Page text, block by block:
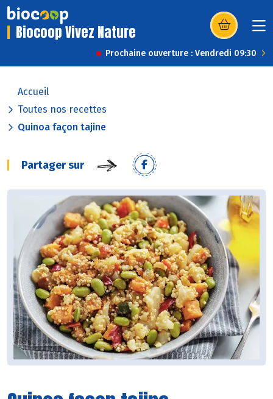
Biocoop Vivez Nature (s’ouvre dans
Prochaine ouverture : Vendredi 09:30
Accueil
Toutes nos recettes
Quinoa façon tajine
Partager sur